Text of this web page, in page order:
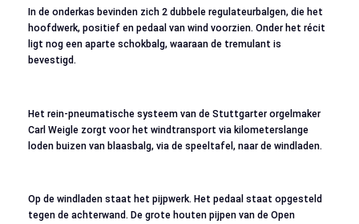
In de onderkas bevinden zich 2 dubbele regulateurbalgen, die het
hoofdwerk, positief en pedaal van wind voorzien. Onder het récit
ligt nog een aparte schokbalg, waaraan de tremulant is
bevestigd.
Het rein-pneumatische systeem van de Stuttgarter orgelmaker
Carl Weigle zorgt voor het windtransport via kilometerslange
loden buizen van blaasbalg, via de speeltafel, naar de windladen.
Op de windladen staat het pijpwerk. Het pedaal staat opgesteld
tegen de achterwand. De grote houten pijpen van de Open